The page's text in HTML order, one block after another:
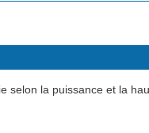
selon la puissance et la